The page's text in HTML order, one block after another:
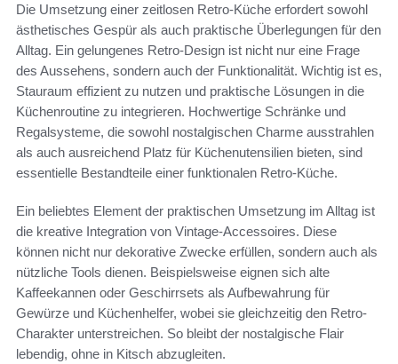
Die Umsetzung einer zeitlosen Retro-Küche erfordert sowohl
ästhetisches Gespür als auch praktische Überlegungen für den
Alltag. Ein gelungenes Retro-Design ist nicht nur eine Frage
des Aussehens, sondern auch der Funktionalität. Wichtig ist es,
Stauraum effizient zu nutzen und praktische Lösungen in die
Küchenroutine zu integrieren. Hochwertige Schränke und
Regalsysteme, die sowohl nostalgischen Charme ausstrahlen
als auch ausreichend Platz für Küchenutensilien bieten, sind
essentielle Bestandteile einer funktionalen Retro-Küche.
Ein beliebtes Element der praktischen Umsetzung im Alltag ist
die kreative Integration von Vintage-Accessoires. Diese
können nicht nur dekorative Zwecke erfüllen, sondern auch als
nützliche Tools dienen. Beispielsweise eignen sich alte
Kaffeekannen oder Geschirrsets als Aufbewahrung für
Gewürze und Küchenhelfer, wobei sie gleichzeitig den Retro-
Charakter unterstreichen. So bleibt der nostalgische Flair
lebendig, ohne in Kitsch abzugleiten.